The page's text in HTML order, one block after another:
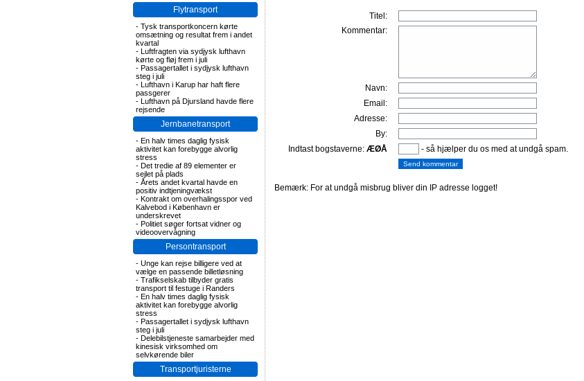
Flytransport
- Tysk transportkoncern kørte
omsætning og resultat frem i andet
kvartal
- Luftfragten via sydjysk lufthavn
kørte og fløj frem i juli
- Passagertallet i sydjysk lufthavn
steg i juli
- Lufthavn i Karup har haft flere
passgerer
- Lufthavn på Djursland havde flere
rejsende
Jernbanetransport
- En halv times daglig fysisk
aktivitet kan forebygge alvorlig
stress
- Det tredie af 89 elementer er
sejlet på plads
- Årets andet kvartal havde en
positiv indtjeningvækst
- Kontrakt om overhalingsspor ved
Kalvebod i København er
underskrevet
- Politiet søger fortsat vidner og
videoovervågning
Persontransport
- Unge kan rejse billigere ved at
vælge en passende billetløsning
- Trafikselskab tilbyder gratis
transport til festuge i Randers
- En halv times daglig fysisk
aktivitet kan forebygge alvorlig
stress
- Passagertallet i sydjysk lufthavn
steg i juli
- Delebilstjeneste samarbejder med
kinesisk virksomhed om
selvkørende biler
Transportjuristerne
Titel:
Kommentar:
Navn:
Email:
Adresse:
By:
Indtast bogstaverne: ÆØÅ - så hjælper du os med at undgå spam.
Bemærk: For at undgå misbrug bliver din IP adresse logget!